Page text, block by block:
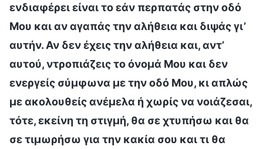
ενδιαφέρει είναι το εάν περπατάς στην οδό
Μου και αν αγαπάς την αλήθεια και διψάς γι’
αυτήν. Αν δεν έχεις την αλήθεια και, αντ’
αυτού, ντροπιάζεις το όνομά Μου και δεν
ενεργείς σύμφωνα με την οδό Μου, κι απλώς
με ακολουθείς ανέμελα ή χωρίς να νοιάζεσαι,
τότε, εκείνη τη στιγμή, θα σε χτυπήσω και θα
σε τιμωρήσω για την κακία σου και τι θα